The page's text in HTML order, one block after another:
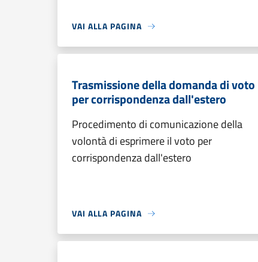
VAI ALLA PAGINA
Trasmissione della domanda di voto
per corrispondenza dall'estero
Procedimento di comunicazione della
volontà di esprimere il voto per
corrispondenza dall'estero
VAI ALLA PAGINA